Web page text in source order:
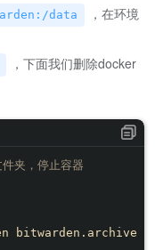
data
，在环境
，下面我们删除docker
夹，停止容器
bitwarden.archive